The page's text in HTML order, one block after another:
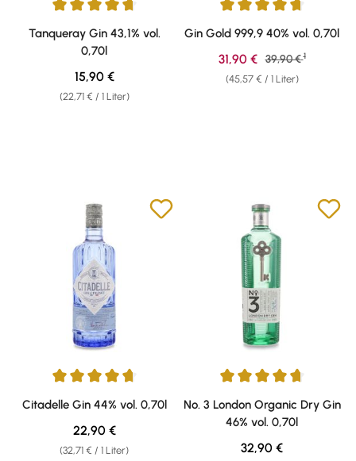
Durchschnittliche Bewertung von 4.81 von 5 Sternen
Tanqueray Gin 43,1% vol.
0,70l
(22,71 € / 1 Liter)
Regulärer Preis:
15,90 €
Durchschnittliche Bewertung
Gin Gold 999,9 40% vol. 0,70l
(45,57 € / 1 Liter)
Verkaufspreis:
31,90 € Regulärer Preis:
39,90 € 1
Durchschnittliche Bewertung von 4.8 von 5 Sternen
Citadelle Gin 44% vol. 0,70l
(32,71 € / 1 Liter)
Regulärer Preis:
22,90 €
Durchschnittliche Bewertung
No. 3 London Organic Dry Gin
46% vol. 0,70l
Regulärer Preis:
32,90 €